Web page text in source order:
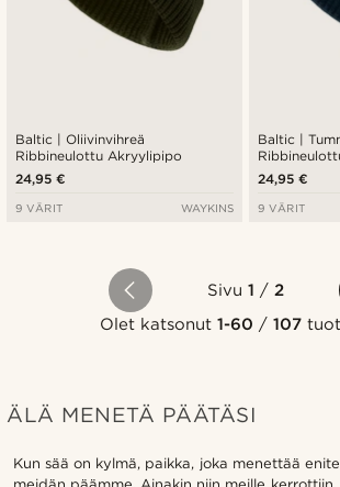
Baltic | Oliivinvihreä
Ribbineulottu Akryylipipo
24,95 €
9 VÄRIT WAYKINS
Baltic |
24,95 €
9 VÄRIT
Sivu 1 /2
Olet katsonut 1-60 /107
ÄLÄ MENETÄ PÄÄTÄSI
Kun sää on kylmä, paikka, joka menettää